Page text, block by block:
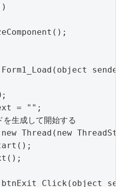
= "";
生成して開始する
Thread(new